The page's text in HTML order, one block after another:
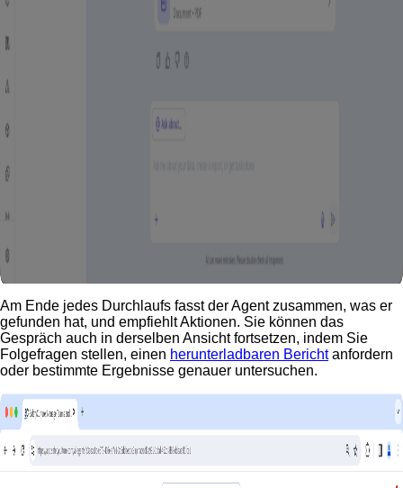
Am Ende jedes Durchlaufs fasst der Agent zusammen, was er
gefunden hat, und empfiehlt Aktionen. Sie können das
Gespräch auch in derselben Ansicht fortsetzen, indem Sie
Folgefragen stellen, einen herunterladbaren Bericht anfordern
oder bestimmte Ergebnisse genauer untersuchen.